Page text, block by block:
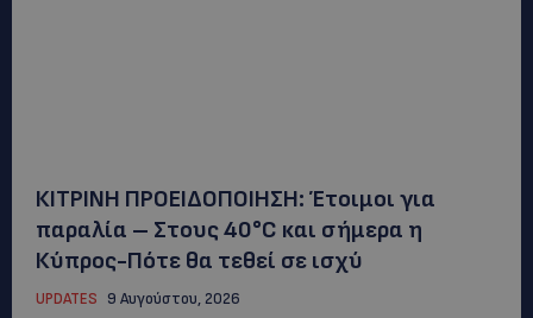
ΚΙΤΡΙΝΗ ΠΡΟΕΙΔΟΠΟΙΗΣΗ: Έτοιμοι για
παραλία – Στους 40°C και σήμερα η
Κύπρος-Πότε θα τεθεί σε ισχύ
UPDATES 9 Αυγούστου, 2026